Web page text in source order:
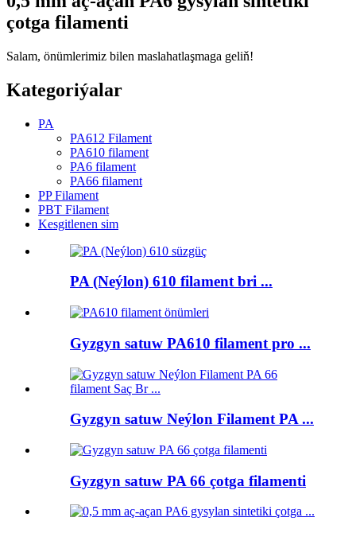
çotga filamenti
Salam, önümlerimiz bilen maslahatlaşmaga geliň!
Kategoriýalar
PA
PA612 Filament
PA610 filament
PA6 filament
PA66 filament
PP Filament
PBT Filament
Kesgitlenen sim
PA (Neýlon) 610 filament bri ...
Gyzgyn satuw PA610 filament pro ...
Gyzgyn satuw Neýlon Filament PA ...
Gyzgyn satuw PA 66 çotga filamenti